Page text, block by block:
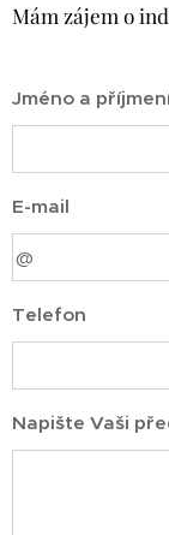
Mám zájem o
Jméno a
E-mail
Telefon
Napište Vaši